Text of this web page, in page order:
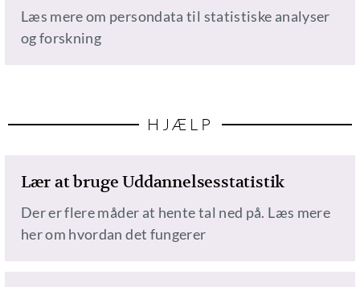
Læs mere om persondata til statistiske analyser
og forskning
HJÆLP
Lær at bruge Uddannelsesstatistik
Der er flere måder at hente tal ned på. Læs mere
her om hvordan det fungerer